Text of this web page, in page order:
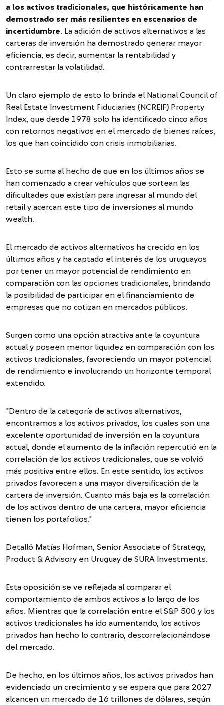
a los activos tradicionales, que históricamente han
demostrado ser más resilientes en escenarios de
incertidumbre. La adición de activos alternativos a las
carteras de inversión ha demostrado generar mayor
eficiencia, es decir, aumentar la rentabilidad y
contrarrestar la volatilidad.
Un claro ejemplo de esto lo brinda el National Council of
Real Estate Investment Fiduciaries (NCREIF) Property
Index, que desde 1978 solo ha identificado cinco años
con retornos negativos en el mercado de bienes raíces,
los que han coincidido con crisis inmobiliarias.
Esto se suma al hecho de que en los últimos años se
han comenzado a crear vehículos que sortean las
dificultades que existían para ingresar al mundo del
retail y acercan este tipo de inversiones al mundo
wealth.
El mercado de activos alternativos ha crecido en los
últimos años y ha captado el interés de los uruguayos
por tener un mayor potencial de rendimiento en
comparación con las opciones tradicionales, brindando
la posibilidad de participar en el financiamiento de
empresas que no cotizan en mercados públicos.
Surgen como una opción atractiva ante la coyuntura
actual y poseen menor liquidez en comparación con los
activos tradicionales, favoreciendo un mayor potencial
de rendimiento e involucrando un horizonte temporal
extendido.
"Dentro de la categoría de activos alternativos,
encontramos a los activos privados, los cuales son una
excelente oportunidad de inversión en la coyuntura
actual, donde el aumento de la inflación repercutió en la
correlación de los activos tradicionales, que se volvió
más positiva entre ellos. En este sentido, los activos
privados favorecen a una mayor diversificación de la
cartera de inversión. Cuanto más baja es la correlación
de los activos dentro de una cartera, mayor eficiencia
tienen los portafolios."
Detalló Matías Hofman, Senior Associate of Strategy,
Product & Advisory en Uruguay de SURA Investments.
Esta oposición se ve reflejada al comparar el
comportamiento de ambos activos a lo largo de los
años. Mientras que la correlación entre el S&P 500 y los
activos tradicionales ha ido aumentando, los activos
privados han hecho lo contrario, descorrelacionándose
del mercado.
De hecho, en los últimos años, los activos privados han
evidenciado un crecimiento y se espera que para 2027
alcancen un mercado de 16 trillones de dólares, según